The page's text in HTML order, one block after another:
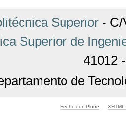
Superior- C/
Superior de
41012
de
Hecho con Plone XHTML